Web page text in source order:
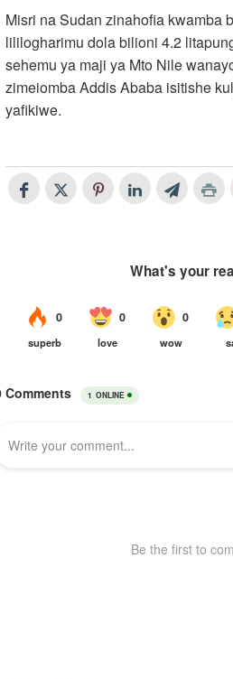
Misri na Sudan zinahofia kwamba
lililogharimu dola bilioni 4.2
sehemu ya maji ya Mto Nile
zimeiomba Addis Ababa isitishe
yafikiwe.